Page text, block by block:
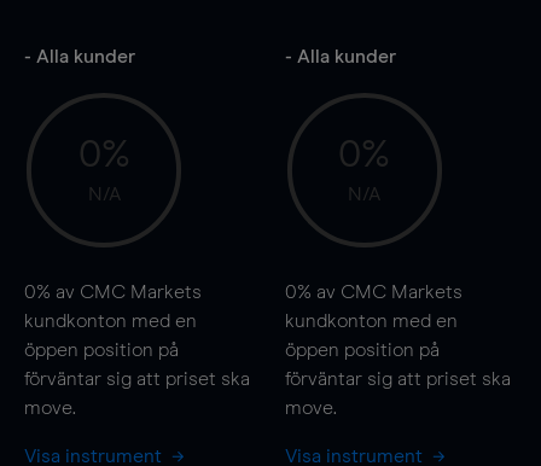
- Alla kunder
0%
N/A
0% av CMC Markets
kundkonton med en
öppen position på
förväntar sig att priset ska
move.
Visa instrument
- Alla kunder
0%
N/A
0% av CMC Markets
kundkonton med en
öppen position på
förväntar sig att priset ska
move.
Visa instrument